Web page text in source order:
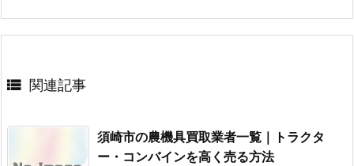
 関連記事
須崎市の農機具買取業者一覧｜トラクタ
ー・コンバインを高く売る方法